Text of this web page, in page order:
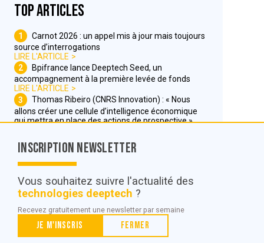
Top articles
1
Carnot 2026 : un appel mis à jour mais toujours
source d’interrogations
LIRE L'ARTICLE
2
Bpifrance lance Deeptech Seed, un
accompagnement à la première levée de fonds
LIRE L'ARTICLE
3
Thomas Ribeiro (CNRS Innovation) : « Nous
allons créer une cellule d’intelligence économique
qui mettra en place des actions de prospective »
© POC Media 2026
Tous droits réservés.
Qui sommes nous ?
Mentions légales
Inscription Newsletter
Vous souhaitez suivre l'actualité des
technologies deeptech ?
Recevez gratuitement une newsletter par semaine
Je m'inscris Fermer